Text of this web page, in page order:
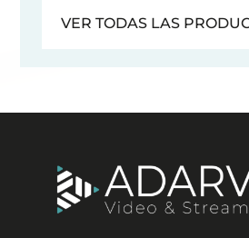
VER TODAS LAS